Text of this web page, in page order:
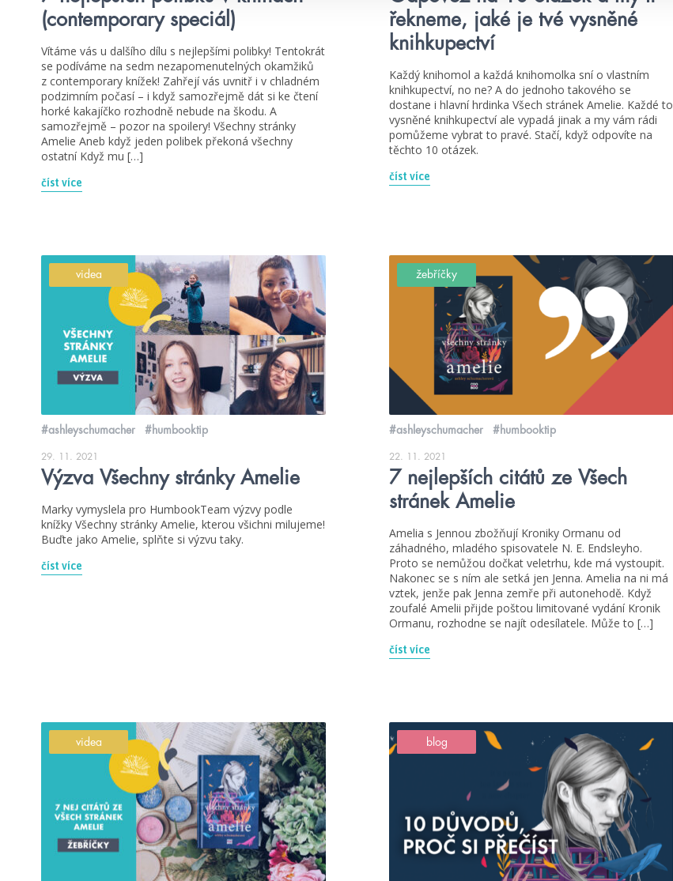
(contemporary speciál)
Vítáme vás u dalšího dílu s nejlepšími polibky! Tentokrát
se podíváme na sedm nezapomenutelných okamžiků
z contemporary knížek! Zahřejí vás uvnitř i v chladném
podzimním počasí – i když samozřejmě dát si ke čtení
horké kakajíčko rozhodně nebude na škodu. A
samozřejmě – pozor na spoilery! Všechny stránky
Amelie Aneb když jeden polibek překoná všechny
ostatní Když mu […]
číst více
řekneme, jaké je tvé vysněné
knihkupectví
Každý knihomol a každá knihomolka sní o vlastním
knihkupectví, no ne? A do jednoho takového se
dostane i hlavní hrdinka Všech stránek Amelie. Každé to
vysněné knihkupectví ale vypadá jinak a my vám rádi
pomůžeme vybrat to pravé. Stačí, když odpovíte na
těchto 10 otázek.
číst více
videa
#ashleyschumacher #humbooktip
29. 11. 2021
Výzva Všechny stránky Amelie
Marky vymyslela pro HumbookTeam výzvy podle
knížky Všechny stránky Amelie, kterou všichni milujeme!
Buďte jako Amelie, splňte si výzvu taky.
číst více
žebříčky
#ashleyschumacher #humbooktip
22. 11. 2021
7 nejlepších citátů ze Všech
stránek Amelie
Amelia s Jennou zbožňují Kroniky Ormanu od
záhadného, mladého spisovatele N. E. Endsleyho.
Proto se nemůžou dočkat veletrhu, kde má vystoupit.
Nakonec se s ním ale setká jen Jenna. Amelia na ni má
vztek, jenže pak Jenna zemře při autonehodě. Když
zoufalé Amelii přijde poštou limitované vydání Kronik
Ormanu, rozhodne se najít odesílatele. Může to […]
číst více
videa blog